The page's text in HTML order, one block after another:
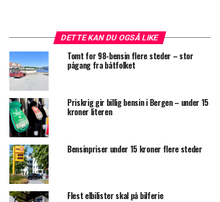
DETTE KAN DU OGSÅ LIKE
Tomt for 98-bensin flere steder – stor
pågang fra båtfolket
Priskrig gir billig bensin i Bergen – under 15
kroner literen
Bensinpriser under 15 kroner flere steder
Flest elbilister skal på bilferie